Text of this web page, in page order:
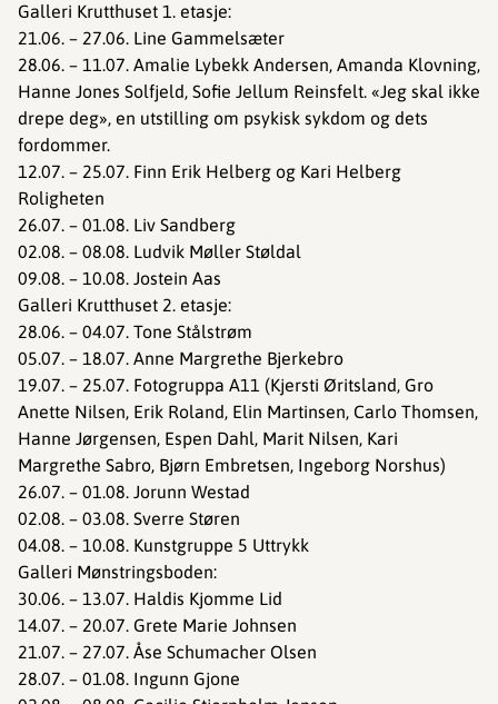
Galleri Krutthuset 1. etasje:
21.06. – 27.06. Line Gammelsæter
28.06. – 11.07. Amalie Lybekk Andersen, Amanda Klovning,
Hanne Jones Solfjeld, Sofie Jellum Reinsfelt. «Jeg skal ikke
drepe deg», en utstilling om psykisk sykdom og dets
fordommer.
12.07. – 25.07. Finn Erik Helberg og Kari Helberg
Roligheten
26.07. – 01.08. Liv Sandberg
02.08. – 08.08. Ludvik Møller Støldal
09.08. – 10.08. Jostein Aas
Galleri Krutthuset 2. etasje:
28.06. – 04.07. Tone Stålstrøm
05.07. – 18.07. Anne Margrethe Bjerkebro
19.07. – 25.07. Fotogruppa A11 (Kjersti Øritsland, Gro
Anette Nilsen, Erik Roland, Elin Martinsen, Carlo Thomsen,
Hanne Jørgensen, Espen Dahl, Marit Nilsen, Kari
Margrethe Sabro, Bjørn Embretsen, Ingeborg Norshus)
26.07. – 01.08. Jorunn Westad
02.08. – 03.08. Sverre Støren
04.08. – 10.08. Kunstgruppe 5 Uttrykk
Galleri Mønstringsboden:
30.06. – 13.07. Haldis Kjomme Lid
14.07. – 20.07. Grete Marie Johnsen
21.07. – 27.07. Åse Schumacher Olsen
28.07. – 01.08. Ingunn Gjone